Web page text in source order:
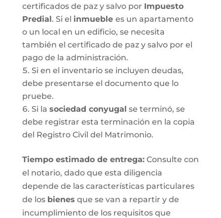
certificados de paz y salvo por Impuesto
Predial. Si el inmueble es un apartamento
o un local en un edificio, se necesita
también el certificado de paz y salvo por el
pago de la administración.
Si en el inventario se incluyen deudas,
debe presentarse el documento que lo
pruebe.
Si la sociedad conyugal se terminó, se
debe registrar esta terminación en la copia
del Registro Civil del Matrimonio.
Tiempo estimado de entrega:Consulte con
el notario, dado que esta diligencia
depende de las características particulares
de los bienes que se van a repartir y de
incumplimiento de los requisitos que